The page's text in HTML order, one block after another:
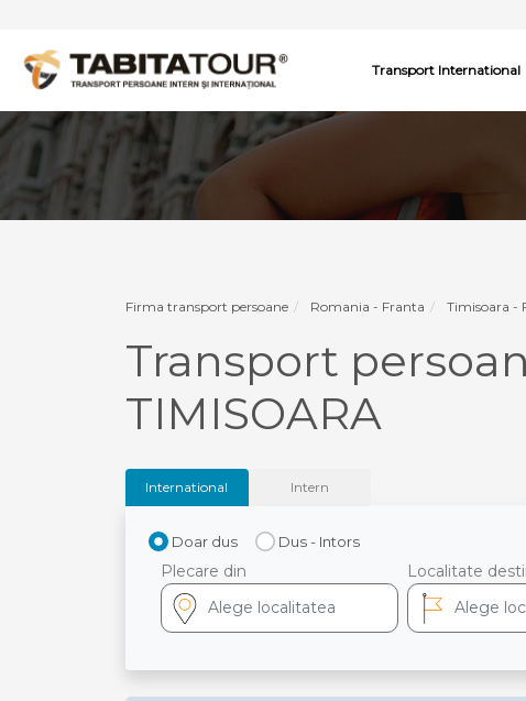
Transport International
Firma transport persoane Romania - Franta Timisoara -
Transport
TIMISOARA
International Intern
Doar dus Dus - Intors
Plecare din Localitate